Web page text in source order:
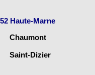
52 Haute-Marne
Chaumont
Saint-Dizier